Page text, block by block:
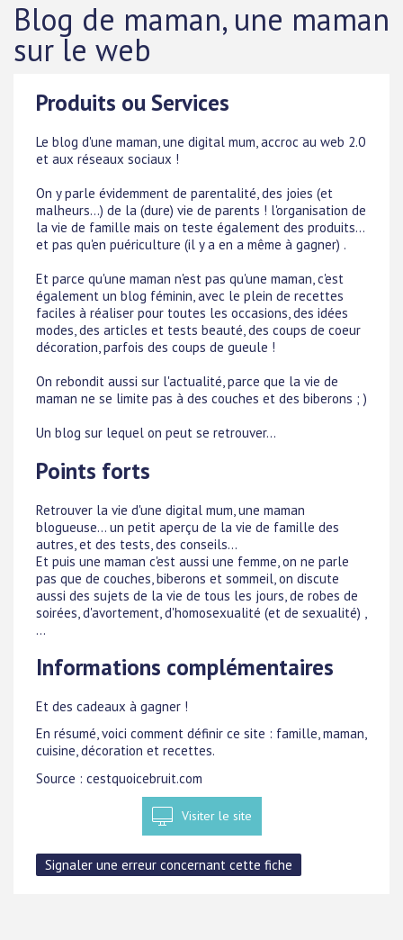
Blog de maman, une maman
sur le web
Produits ou Services
Le blog d'une maman, une digital mum, accroc au web 2.0
et aux réseaux sociaux !
On y parle évidemment de parentalité, des joies (et
malheurs...) de la (dure) vie de parents ! l'organisation de
la vie de famille mais on teste également des produits...
et pas qu'en puériculture (il y a en a même à gagner) .
Et parce qu'une maman n'est pas qu'une maman, c'est
également un blog féminin, avec le plein de recettes
faciles à réaliser pour toutes les occasions, des idées
modes, des articles et tests beauté, des coups de coeur
décoration, parfois des coups de gueule !
On rebondit aussi sur l'actualité, parce que la vie de
maman ne se limite pas à des couches et des biberons ; )
Un blog sur lequel on peut se retrouver...
Points forts
Retrouver la vie d'une digital mum, une maman
blogueuse... un petit aperçu de la vie de famille des
autres, et des tests, des conseils...
Et puis une maman c'est aussi une femme, on ne parle
pas que de couches, biberons et sommeil, on discute
aussi des sujets de la vie de tous les jours, de robes de
soirées, d'avortement, d'homosexualité (et de sexualité) ,
...
Informations complémentaires
Et des cadeaux à gagner !
En résumé, voici comment définir ce site : famille, maman,
cuisine, décoration et recettes.
Source : cestquoicebruit.com
Visiter le site